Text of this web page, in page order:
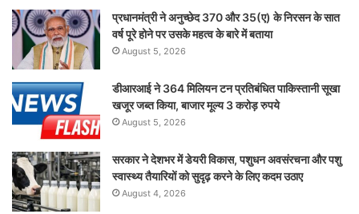
प्रधानमंत्री ने अनुच्छेद 370 और 35(ए) के निरसन के सात
वर्ष पूरे होने पर उसके महत्व के बारे में बताया
August 5, 2026
डीआरआई ने 364 मिलियन टन प्रतिबंधित पाकिस्तानी सूखा
खजूर जब्त किया, बाजार मूल्य 3 करोड़ रुपये
August 5, 2026
सरकार ने देशभर में डेयरी विकास, पशुधन अवसंरचना और पशु
स्वास्थ्य तैयारियों को सुदृढ़ करने के लिए कदम उठाए
August 4, 2026